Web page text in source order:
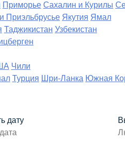
Приморье Сахалин и Курилы
Приэльбрусье Якутия Ямал
Таджикистан Узбекистан
Чили
Турция Шри-Ланка Южная
дату